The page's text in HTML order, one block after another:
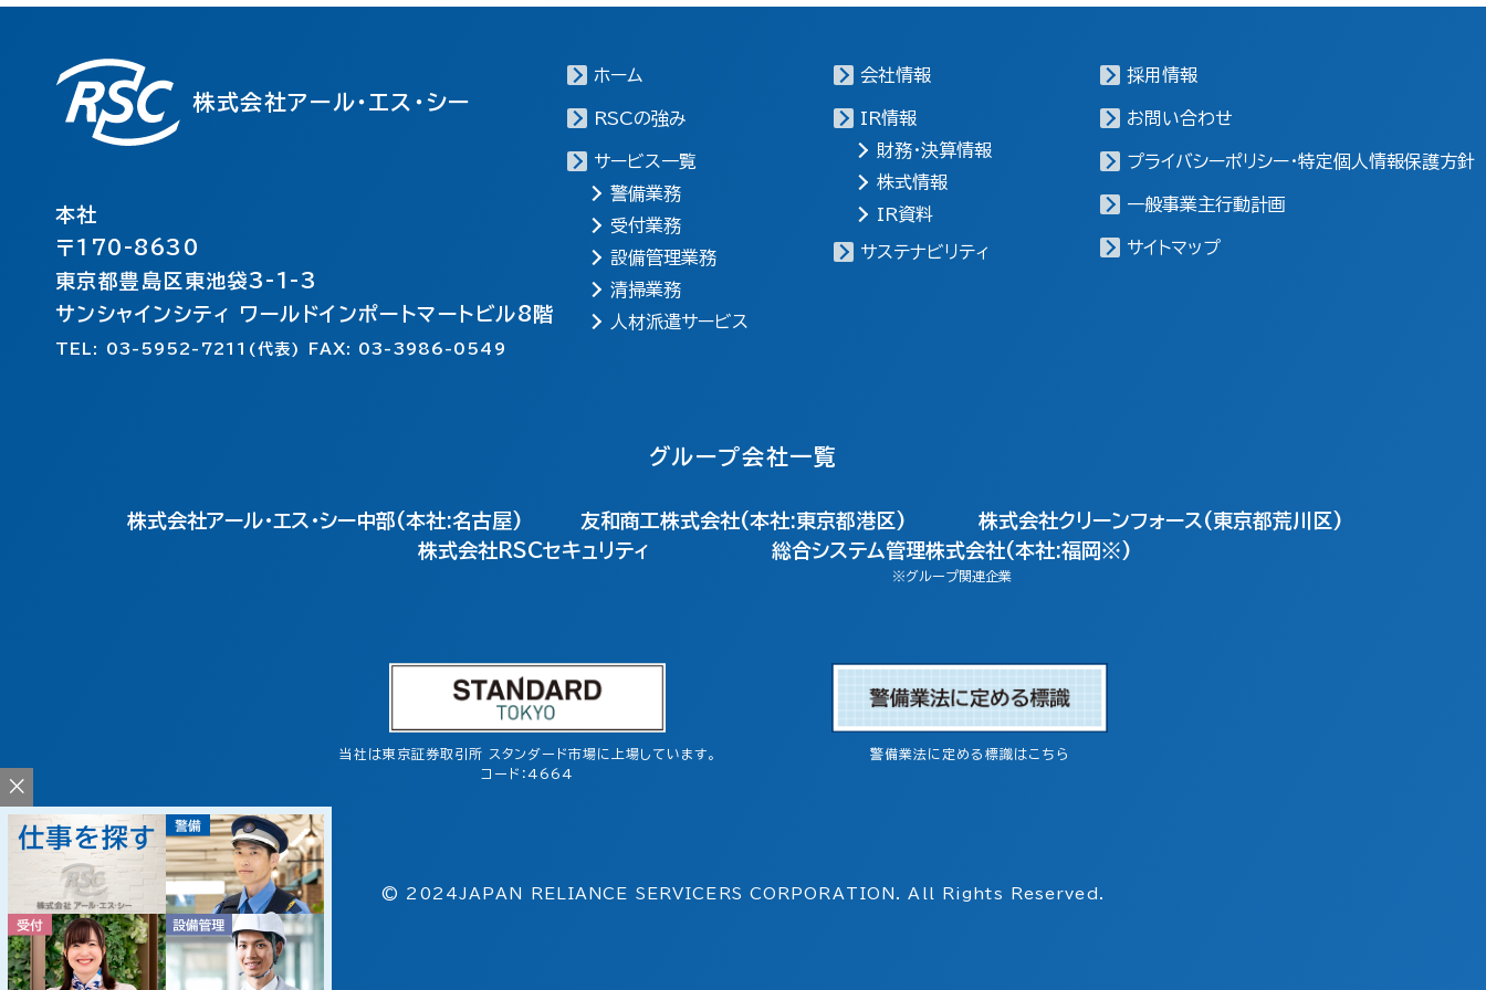
×
株式会社アール・エス・シー
本社
〒170-8630
東京都豊島区東池袋3-1-3
サンシャインシティ ワールドインポートマートビル8階
TEL: 03-5952-7211(代表) FAX: 03-3986-0549
ホーム
RSCの強み
サービス一覧
警備業務
受付業務
設備管理業務
清掃業務
人材派遣サービス
会社情報
IR情報
財務・決算情報
株式情報
IR資料
サステナビリティ
採用情報
お問い合わせ
プライバシーポリシー・特定個人情報保護方針
一般事業主行動計画
サイトマップ
グループ会社一覧
株式会社アール・エス・シー中部(本社:名古屋) 友和商工株式会社(本社:東京都港区)
株式会社クリーンフォース(東京都荒川区)
株式会社RSCセキュリティ
総合システム管理株式会社(本社:福岡※)
※グループ関連企業
当社は東京証券取引所 スタンダード市場に上場しています。
コード：4664
警備業法に定める標識はこちら
© 2024JAPAN RELIANCE SERVICERS CORPORATION. All Rights Reserved.